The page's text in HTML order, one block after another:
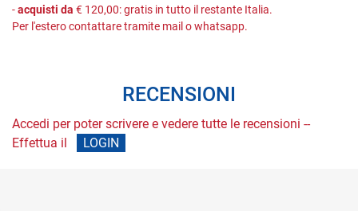
-acquisti da € 120,00: gratis in tutto il restante Italia.
Per l'estero contattare tramite mail o whatsapp.
RECENSIONI
Accedi per poter scrivere e vedere tutte le recensioni --
Effettua il
LOGIN